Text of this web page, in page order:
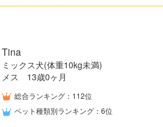
Tina
ミックス犬(体重10kg未満)
メス 13歳0ヶ月
総合ランキング：112位
ペット種類別ランキング：6位